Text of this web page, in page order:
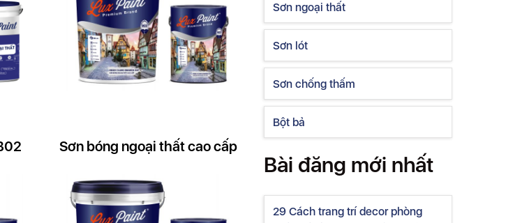
Sơn bóng ngoại thất cao cấp
Sơn ngoại thất
Sơn lót
Sơn chống thấm
Bột bả
Bài đăng mới nhất
29 Cách trang trí decor phòng